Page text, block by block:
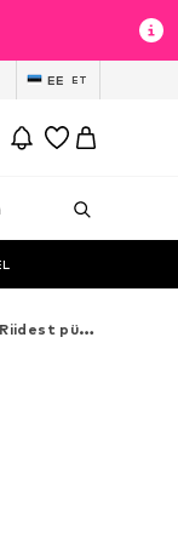
EE ET
püksid